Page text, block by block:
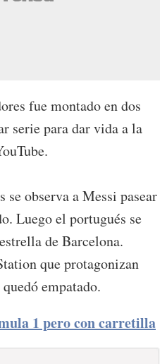
fue montado en dos
serie para dar vida a la
se observa a Messi pasear
Luego el portugués se
de Barcelona.
que protagonizan
empatado.
1 pero con carretilla